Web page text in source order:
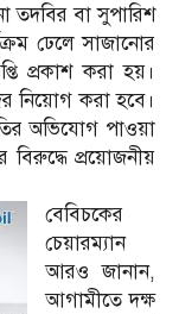
তদবির বা সুপারিশ
ঢেলে সাজানোর
প্রকাশ করা হয়।
নিয়োগ করা হবে।
অভিযোগ পাওয়া
বিরুদ্ধে প্রয়োজনীয়
বেবিচকের
চেয়ারম্যান
আরও জানান,
আগামীতে দক্ষ